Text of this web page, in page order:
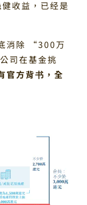
收益，已经是
消除 “300万
司在基金挑
官方背书，全